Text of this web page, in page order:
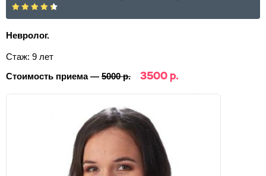
Невролог.
Стаж: 9 лет
Стоимость приема — 5000 р. 3500 р.